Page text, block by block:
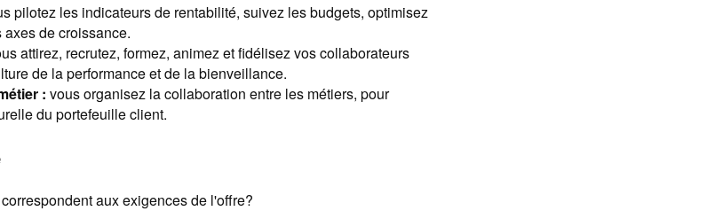
pilotez les indicateurs de rentabilité, suivez les budgets, optimisez
de croissance.
attirez, recrutez, formez, animez et fidélisez vos collaborateurs
de la performance et de la bienveillance.
: vous organisez la collaboration entre les métiers, pour
du portefeuille client.
aux exigences de l'offre?